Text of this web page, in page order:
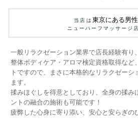
当店は 東京にある男
ニューハーフマッサージ
一般リラクゼーション業界で店長経験有り
整体ボディケア・アロマ検定資格取得など
トですので、まさに本格的なリラクゼー
ます。
揉みほぐしを得意としており、全身の揉み
ントの融合の施術も可能です！
疲弊した心身に寄り添い、安心と安らぎの